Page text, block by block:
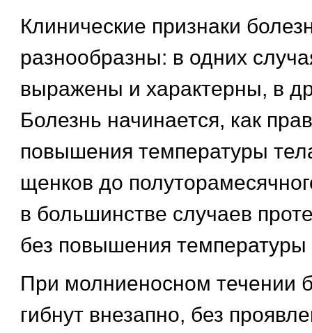
Клинические признаки
разнообразны: в одних
выражены и характерны, в
Болезнь начинается, как
повышения температуры
щенков до
в большинстве случаев
без повышения температуры
При молниеносном течении
гибнут внезапно, без